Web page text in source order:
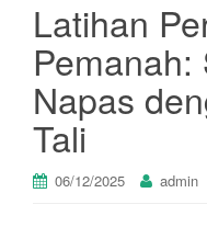
Latihan
Napas
Tali
06/12/2025 admin